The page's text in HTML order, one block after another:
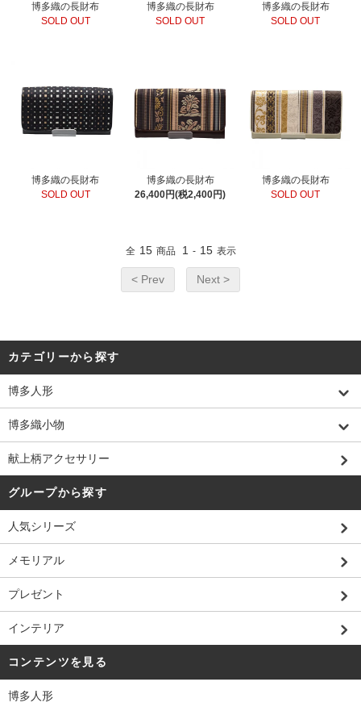
博多織の長財布
SOLD OUT
博多織の長財布
SOLD OUT
博多織の長財布
SOLD OUT
博多織の長財布
SOLD OUT
博多織の長財布
26,400円(税2,400円)
博多織の長財布
SOLD OUT
全 15 商品 1 - 15 表示
< Prev Next >
カテゴリーから探す
博多人形
博多織小物
献上柄アクセサリー
グループから探す
人気シリーズ
メモリアル
プレゼント
インテリア
コンテンツを見る
博多人形